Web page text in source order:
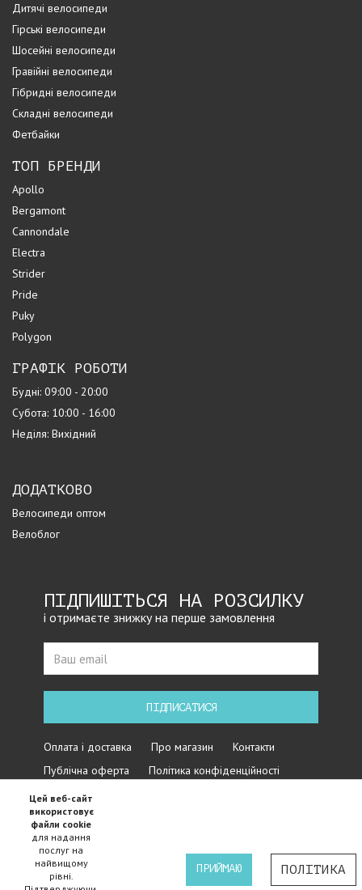
Дитячі велосипеди
Гірські велосипеди
Шосейні велосипеди
Гравійні велосипеди
Гібридні велосипеди
Складні велосипеди
Фетбайки
ТОП БРЕНДИ
Apollo
Bergamont
Cannondale
Electra
Strider
Pride
Puky
Polygon
ГРАФІК РОБОТИ
Будні: 09:00 - 20:00
Субота: 10:00 - 16:00
Неділя: Вихідний
ДОДАТКОВО
Велосипеди оптом
Велоблог
ПІДПИШІТЬСЯ НА РОЗСИЛКУ
і отримаєте знижку на перше замовлення
ПІДПИСАТИСЯ
Оплата і доставка Про магазин
Контакти
Публічна оферта
Політика конфіденційності
Цей веб-сайт
використовує
файли cookie
для надання
послуг на
найвищому
рівні.
ПРИЙМАЮ ПОЛІТИКА